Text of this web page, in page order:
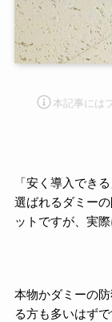
本記事には
「安く導入でき
選ばれるダミー
ットですが、実
本物かダミーの
る方も多いはずで